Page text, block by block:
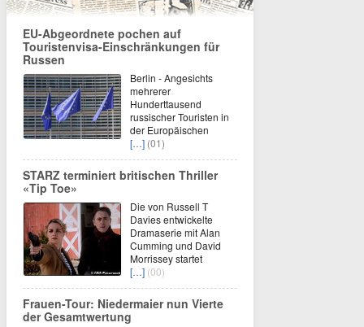
EU-Abgeordnete pochen auf
Touristenvisa-Einschränkungen für
Russen
Berlin - Angesichts
mehrerer
Hunderttausend
russischer Touristen in
der Europäischen
[…] (01)
STARZ terminiert britischen Thriller
«Tip Toe»
Die von Russell T
Davies entwickelte
Dramaserie mit Alan
Cumming und David
Morrissey startet
[…] (00)
Frauen-Tour: Niedermaier nun Vierte
der Gesamtwertung